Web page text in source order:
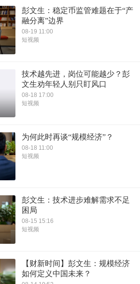
彭文生：稳定币监管难题在于“产
融分离”边界
08-19 11:00
短视频
技术越先进，岗位可能越少？彭
文生劝年轻人别只盯风口
08-18 17:00
短视频
为何此时再谈“规模经济”？
08-18 11:00
短视频
彭文生：技术进步难解需求不足
困局
08-15 15:16
短视频
【财新时间】彭文生：规模经济
如何定义中国未来？